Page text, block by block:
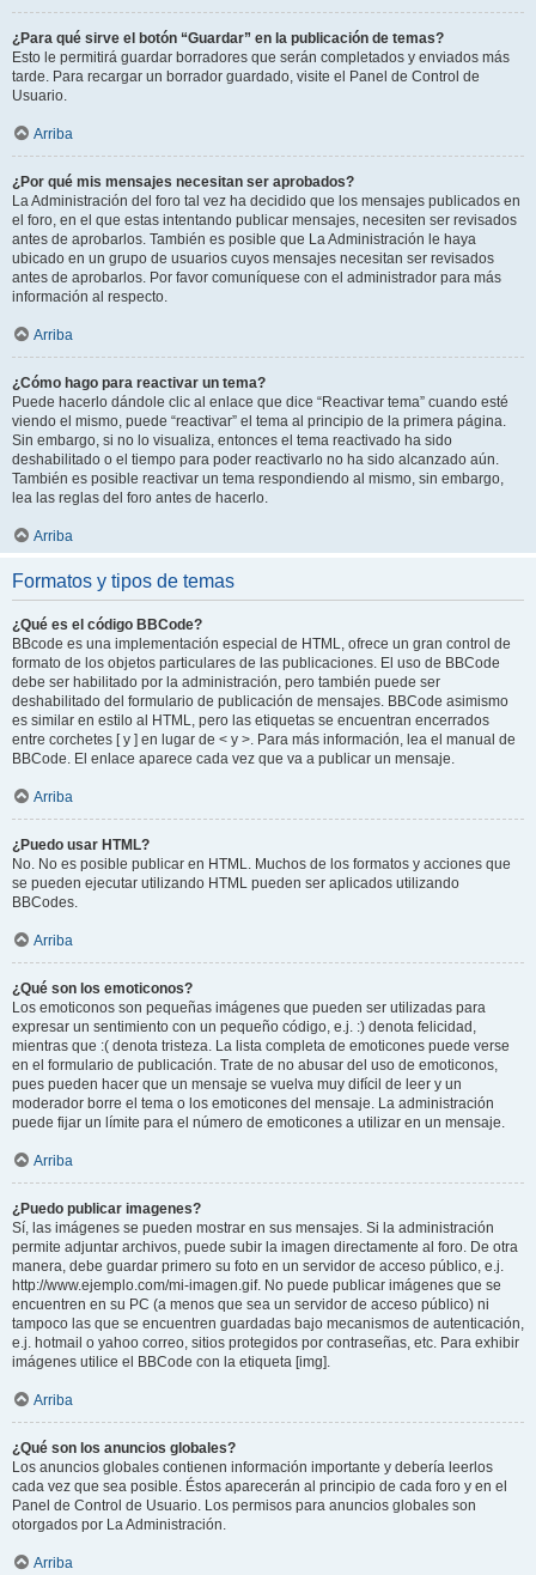
¿Para qué sirve el botón “Guardar” en la publicación de temas?
Esto le permitirá guardar borradores que serán completados y enviados más
tarde. Para recargar un borrador guardado, visite el Panel de Control de
Usuario.
Arriba
¿Por qué mis mensajes necesitan ser aprobados?
La Administración del foro tal vez ha decidido que los mensajes publicados en
el foro, en el que estas intentando publicar mensajes, necesiten ser revisados
antes de aprobarlos. También es posible que La Administración le haya
ubicado en un grupo de usuarios cuyos mensajes necesitan ser revisados
antes de aprobarlos. Por favor comuníquese con el administrador para más
información al respecto.
Arriba
¿Cómo hago para reactivar un tema?
Puede hacerlo dándole clic al enlace que dice “Reactivar tema” cuando esté
viendo el mismo, puede “reactivar” el tema al principio de la primera página.
Sin embargo, si no lo visualiza, entonces el tema reactivado ha sido
deshabilitado o el tiempo para poder reactivarlo no ha sido alcanzado aún.
También es posible reactivar un tema respondiendo al mismo, sin embargo,
lea las reglas del foro antes de hacerlo.
Arriba
Formatos y tipos de temas
¿Qué es el código BBCode?
BBcode es una implementación especial de HTML, ofrece un gran control de
formato de los objetos particulares de las publicaciones. El uso de BBCode
debe ser habilitado por la administración, pero también puede ser
deshabilitado del formulario de publicación de mensajes. BBCode asimismo
es similar en estilo al HTML, pero las etiquetas se encuentran encerrados
entre corchetes [ y ] en lugar de < y >. Para más información, lea el manual de
BBCode. El enlace aparece cada vez que va a publicar un mensaje.
Arriba
¿Puedo usar HTML?
No. No es posible publicar en HTML. Muchos de los formatos y acciones que
se pueden ejecutar utilizando HTML pueden ser aplicados utilizando
BBCodes.
Arriba
¿Qué son los emoticonos?
Los emoticonos son pequeñas imágenes que pueden ser utilizadas para
expresar un sentimiento con un pequeño código, e.j. :) denota felicidad,
mientras que :( denota tristeza. La lista completa de emoticones puede verse
en el formulario de publicación. Trate de no abusar del uso de emoticonos,
pues pueden hacer que un mensaje se vuelva muy difícil de leer y un
moderador borre el tema o los emoticones del mensaje. La administración
puede fijar un límite para el número de emoticones a utilizar en un mensaje.
Arriba
¿Puedo publicar imagenes?
Sí, las imágenes se pueden mostrar en sus mensajes. Si la administración
permite adjuntar archivos, puede subir la imagen directamente al foro. De otra
manera, debe guardar primero su foto en un servidor de acceso público, e.j.
http://www.ejemplo.com/mi-imagen.gif. No puede publicar imágenes que se
encuentren en su PC (a menos que sea un servidor de acceso público) ni
tampoco las que se encuentren guardadas bajo mecanismos de autenticación,
e.j. hotmail o yahoo correo, sitios protegidos por contraseñas, etc. Para exhibir
imágenes utilice el BBCode con la etiqueta [img].
Arriba
¿Qué son los anuncios globales?
Los anuncios globales contienen información importante y debería leerlos
cada vez que sea posible. Éstos aparecerán al principio de cada foro y en el
Panel de Control de Usuario. Los permisos para anuncios globales son
otorgados por La Administración.
Arriba